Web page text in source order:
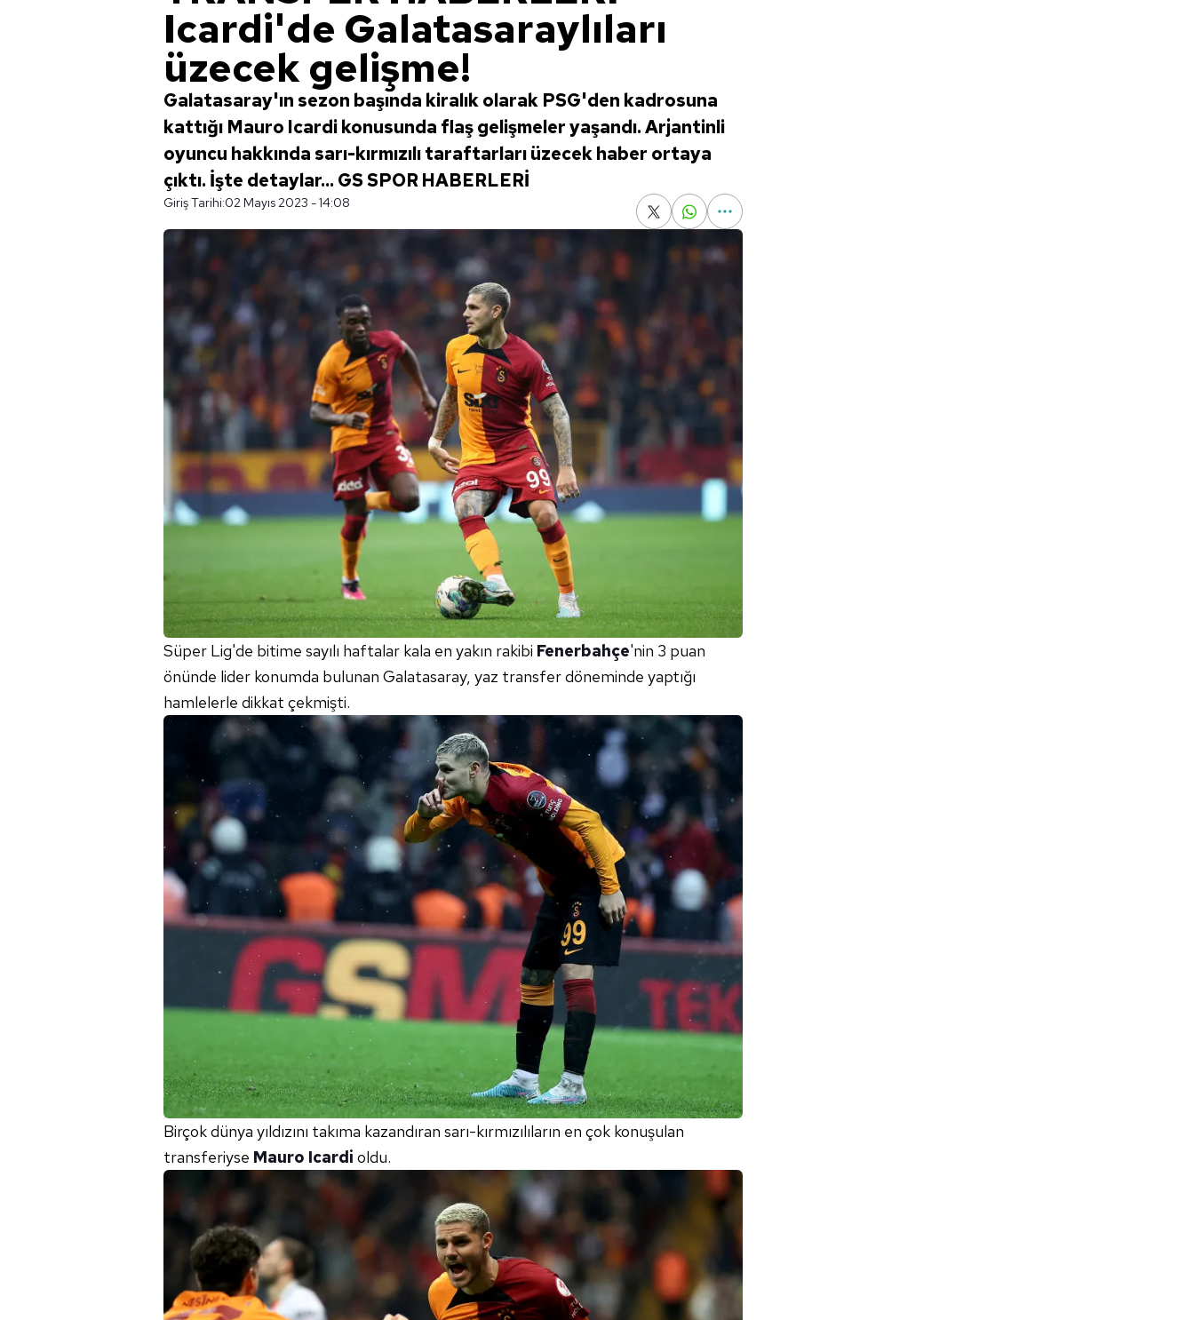
Icardi'de Galatasaraylıları
üzecek gelişme!
Galatasaray'ın sezon başında kiralık olarak PSG'den kadrosuna
kattığı Mauro Icardi konusunda flaş gelişmeler yaşandı. Arjantinli
oyuncu hakkında sarı-kırmızılı taraftarları üzecek haber ortaya
çıktı. İşte detaylar... GS SPOR HABERLERİ
Giriş Tarihi:02 Mayıs 2023 - 14:08
Süper Lig'de bitime sayılı haftalar kala en yakın rakibi Fenerbahçe'nin 3 puan
önünde lider konumda bulunan Galatasaray, yaz transfer döneminde yaptığı
hamlelerle dikkat çekmişti.
Birçok dünya yıldızını takıma kazandıran sarı-kırmızılıların en çok konuşulan
transferiyse Mauro Icardi oldu.